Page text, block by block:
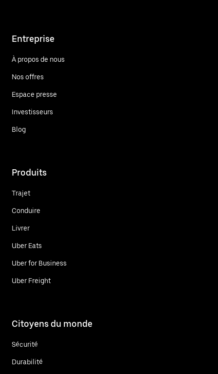
Entreprise
À propos de nous
Nos offres
Espace presse
Investisseurs
Blog
Produits
Trajet
Conduire
Livrer
Uber Eats
Uber for Business
Uber Freight
Citoyens du monde
Sécurité
Durabilité